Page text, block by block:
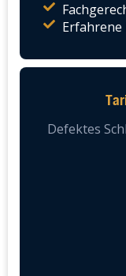
Defektes